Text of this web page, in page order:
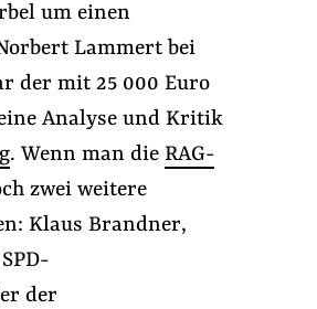
um einen
Lammert bei
der mit 25 000 Euro
Analyse und Kritik
. Wenn man die RAG-
zwei weitere
Klaus Brandner,
der